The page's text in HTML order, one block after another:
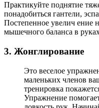
Практикуйте поднятие
понадобиться гантели,
Постепенное увелич ение
мышечного баланса в
3. Жонглирование
Это веселое
маленьких членов
тренировка
Упражнение